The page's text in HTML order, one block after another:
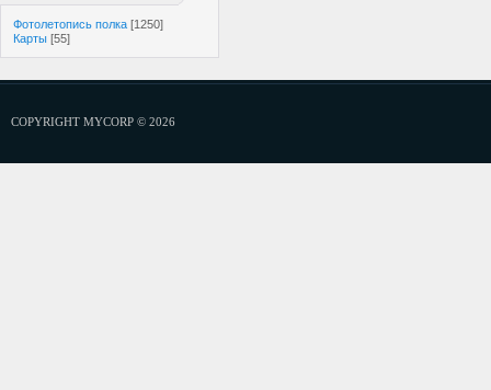
Фотолетопись полка [1250]
Карты [55]
COPYRIGHT MYCORP © 2026